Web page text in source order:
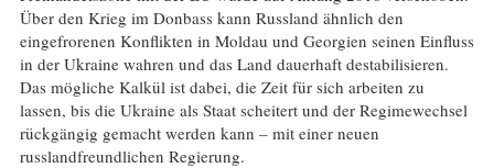
Über den Krieg im Donbass kann Russland ähnlich den
eingefrorenen Konflikten in Moldau und Georgien seinen Einfluss
in der Ukraine wahren und das Land dauerhaft destabilisieren.
Das mögliche Kalkül ist dabei, die Zeit für sich arbeiten zu
lassen, bis die Ukraine als Staat scheitert und der Regimewechsel
rückgängig gemacht werden kann – mit einer neuen
russlandfreundlichen Regierung.